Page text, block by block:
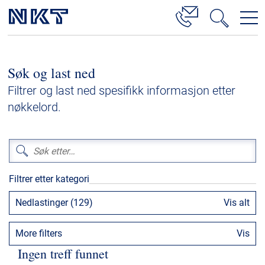
Høyspenningskabelløsninger
Kabelservice
Lavspenning
Høyspenningskabeltilbehør
Mellomspenningskabeltilbehør
Referanser
Nedlastinger
Søk og last ned
Filtrer og last ned spesifikk informasjon etter
nøkkelord.
Filtrer etter kategori
Nedlastinger (129) Vis alt
More filters Vis
Ingen treff funnet